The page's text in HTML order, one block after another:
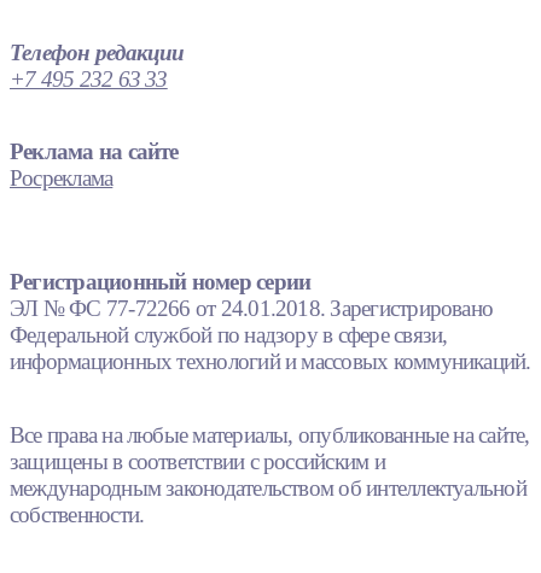
Телефон редакции
+7 495 232 63 33
Реклама на сайте
Росреклама
Регистрационный номер серии
ЭЛ № ФС 77-72266 от 24.01.2018. Зарегистрировано
Федеральной службой по надзору в сфере связи,
информационных технологий и массовых коммуникаций.
Все права на любые материалы, опубликованные на сайте,
защищены в соответствии с российским и
международным законодательством об интеллектуальной
собственности.